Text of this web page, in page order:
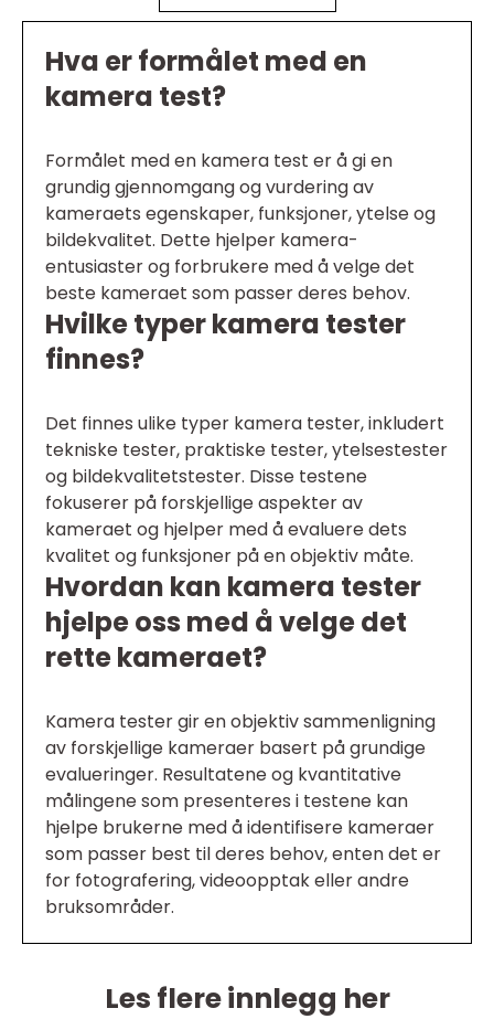
Hva er formålet med en
kamera test?
Formålet med en kamera test er å gi en
grundig gjennomgang og vurdering av
kameraets egenskaper, funksjoner, ytelse og
bildekvalitet. Dette hjelper kamera-
entusiaster og forbrukere med å velge det
beste kameraet som passer deres behov.
Hvilke typer kamera tester
finnes?
Det finnes ulike typer kamera tester, inkludert
tekniske tester, praktiske tester, ytelsestester
og bildekvalitetstester. Disse testene
fokuserer på forskjellige aspekter av
kameraet og hjelper med å evaluere dets
kvalitet og funksjoner på en objektiv måte.
Hvordan kan kamera tester
hjelpe oss med å velge det
rette kameraet?
Kamera tester gir en objektiv sammenligning
av forskjellige kameraer basert på grundige
evalueringer. Resultatene og kvantitative
målingene som presenteres i testene kan
hjelpe brukerne med å identifisere kameraer
som passer best til deres behov, enten det er
for fotografering, videoopptak eller andre
bruksområder.
Les flere innlegg her